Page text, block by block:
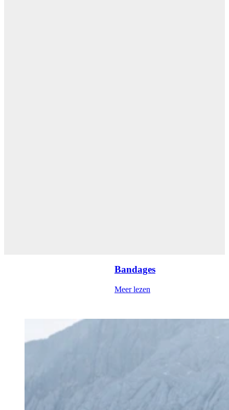
Bandages
Meer lezen